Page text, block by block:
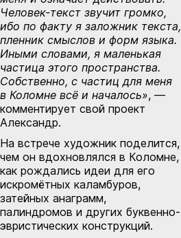
Человек-текст звучит громко,
ибо по факту я заложник текста,
пленник смыслов и форм языка.
Иными словами, я маленькая
частица этого пространства.
Собственно, с частиц для меня
в Коломне всё и началось», —
комментирует свой проект
Александр.
На встрече художник поделится,
чем он вдохновлялся в Коломне,
как рождались идеи для его
искромётных каламбуров,
затейных анаграмм,
палиндромов и других буквенно-
эвристических конструкций.